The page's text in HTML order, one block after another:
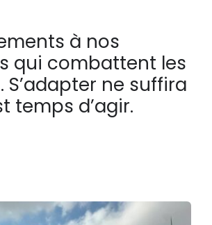
à nos
qui combattent les
S’adapter ne suffira
temps d’agir.